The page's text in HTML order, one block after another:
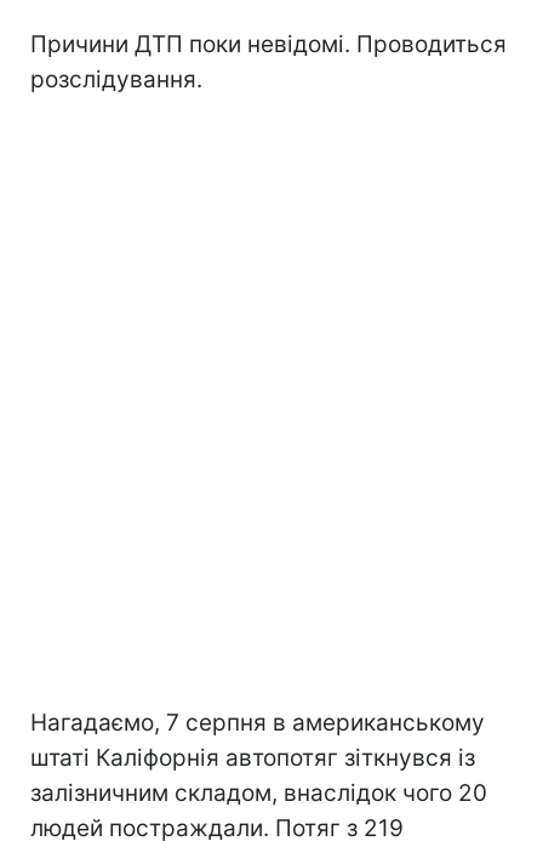
Причини ДТП поки невідомі. Проводиться
розслідування.
Нагадаємо, 7 серпня в американському
штаті Каліфорнія автопотяг зіткнувся із
залізничним складом, внаслідок чого 20
людей постраждали. Потяг з 219